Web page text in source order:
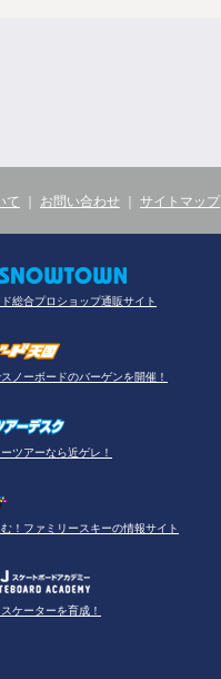
て お問い合わせ サイトマップ
総合プロショップ通販サイト
ノーボードのバーゲンを開催！
ツアーなら近ゲレ！
！ファミリースキーの情報サイト
ケーターを育成！